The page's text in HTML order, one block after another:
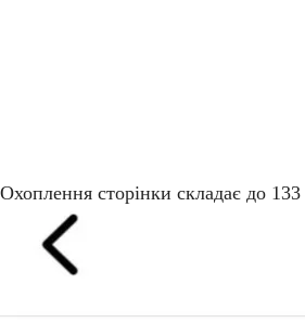
Охоплення сторінки складає до